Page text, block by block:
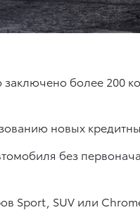
более 200
новых
без
Sport, SUV или